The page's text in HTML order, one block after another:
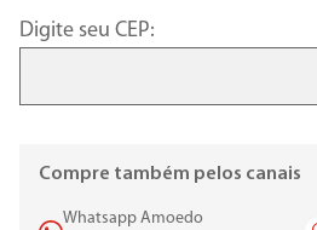
Digite seu CEP:
Compre também pelos canais
Whatsapp Amoedo